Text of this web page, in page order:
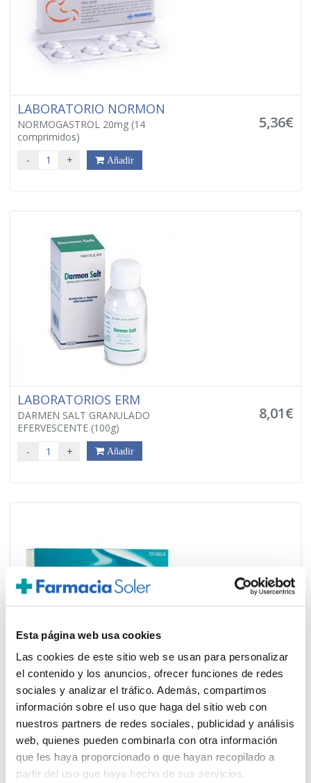
Esta página web usa cookies
Las cookies de este sitio web se usan para personalizar
el contenido y los anuncios, ofrecer funciones de redes
sociales y analizar el tráfico. Además, compartimos
información sobre el uso que haga del sitio web con
nuestros partners de redes sociales, publicidad y análisis
web, quienes pueden combinarla con otra información
que les haya proporcionado o que hayan recopilado a
partir del uso que haya hecho de sus servicios.
LABORATORIO NORMON
NORMOGASTROL 20mg (14
comprimidos)
5,36€
- + Añadir
LABORATORIOS ERM
DARMEN SALT GRANULADO
EFERVESCENTE (100g)
8,01€
- + Añadir
RECKITT BENCKINSER
GAVISCON COMPRIMIDOS
MASTICABLES SABOR MENTA (24
comprimidos)
9,86€
- + Añadir